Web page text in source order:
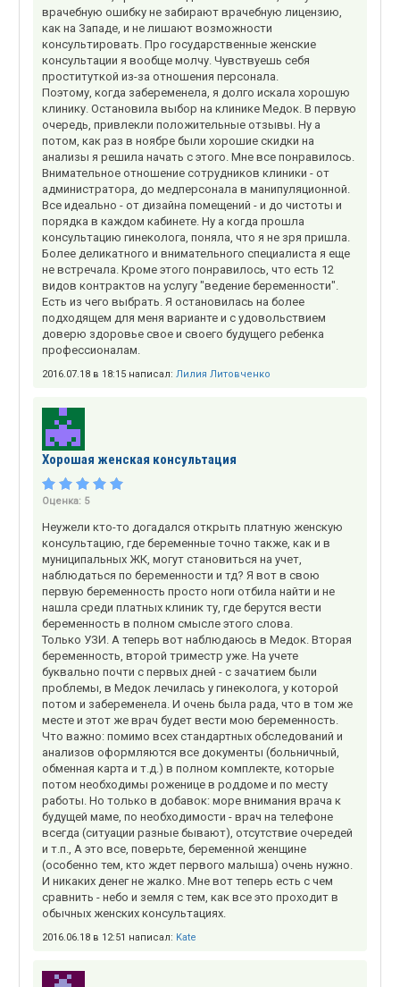
врачебную ошибку не забирают врачебную лицензию,
как на Западе, и не лишают возможности
консультировать. Про государственные женские
консультации я вообще молчу. Чувствуешь себя
проституткой из-за отношения персонала.
Поэтому, когда забеременела, я долго искала хорошую
клинику. Остановила выбор на клинике Медок. В первую
очередь, привлекли положительные отзывы. Ну а
потом, как раз в ноябре были хорошие скидки на
анализы я решила начать с этого. Мне все понравилось.
Внимательное отношение сотрудников клиники - от
администратора, до медперсонала в манипуляционной.
Все идеально - от дизайна помещений - и до чистоты и
порядка в каждом кабинете. Ну а когда прошла
консультацию гинеколога, поняла, что я не зря пришла.
Более деликатного и внимательного специалиста я еще
не встречала. Кроме этого понравилось, что есть 12
видов контрактов на услугу "ведение беременности".
Есть из чего выбрать. Я остановилась на более
подходящем для меня варианте и с удовольствием
доверю здоровье свое и своего будущего ребенка
профессионалам.
2016.07.18 в 18:15 написал: Лилия Литовченко
Хорошая женская консультация
Оценка: 5
Неужели кто-то догадался открыть платную женскую
консультацию, где беременные точно также, как и в
муниципальных ЖК, могут становиться на учет,
наблюдаться по беременности и тд? Я вот в свою
первую беременность просто ноги отбила найти и не
нашла среди платных клиник ту, где берутся вести
беременность в полном смысле этого слова.
Только УЗИ. А теперь вот наблюдаюсь в Медок. Вторая
беременность, второй триместр уже. На учете
буквально почти с первых дней - с зачатием были
проблемы, в Медок лечилась у гинеколога, у которой
потом и забеременела. И очень была рада, что в том же
месте и этот же врач будет вести мою беременность.
Что важно: помимо всех стандартных обследований и
анализов оформляются все документы (больничный,
обменная карта и т.д.) в полном комплекте, которые
потом необходимы роженице в роддоме и по месту
работы. Но только в добавок: море внимания врача к
будущей маме, по необходимости - врач на телефоне
всегда (ситуации разные бывают), отсутствие очередей
и т.п., А это все, поверьте, беременной женщине
(особенно тем, кто ждет первого малыша) очень нужно.
И никаких денег не жалко. Мне вот теперь есть с чем
сравнить - небо и земля с тем, как все это проходит в
обычных женских консультациях.
2016.06.18 в 12:51 написал: Kate